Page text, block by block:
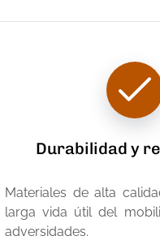
Durabilidad y
Materiales de alta
larga vida útil del
adversidades.